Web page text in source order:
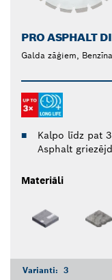
PRO ASPHALT
Galda zāģiem,
Kalpo līdz pat
Asphalt
Materiāli
Varianti: 3